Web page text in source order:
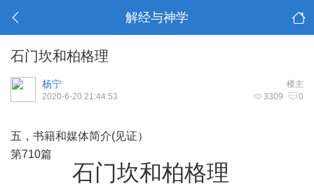
解经与神学
石门坎和柏格理
楼主
杨宁
3309 0
2020-6-20 21:44:53
五，书籍和媒体简介(见证）
第710篇
石门坎和柏格理